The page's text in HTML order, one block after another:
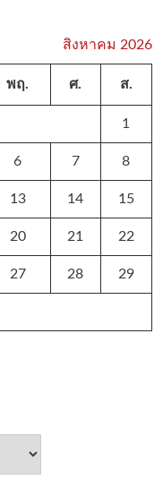
สิงหาคม 2026
พฤ. ศ. ส.
1
6 7 8
13 14 15
20 21 22
27 28 29